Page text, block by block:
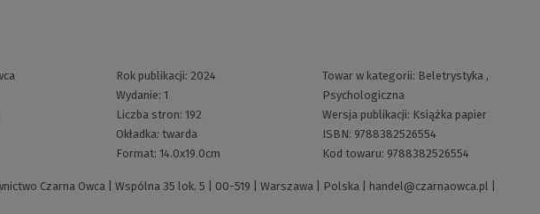
Rok publikacji: 2024
Wydanie:1
Liczba stron:192
Okładka:twarda
Format:14.0x19.0cm
Towar w kategorii: Beletrystyka,
Psychologiczna
Wersja publikacji: Książka papier
ISBN: 9788382526554
Kod towaru: 9788382526554
Czarna Owca | Wspólna 35 lok. 5 | 00-519 | Warszawa | Polska | handel@czarnaowca.pl